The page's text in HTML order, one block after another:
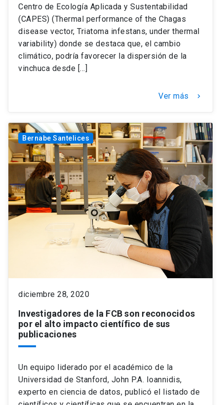
Centro de Ecología Aplicada y Sustentabilidad
(CAPES) (Thermal performance of the Chagas
disease vector, Triatoma infestans, under thermal
variability) donde se destaca que, el cambio
climático, podría favorecer la dispersión de la
vinchuca desde […]
Ver más keyboard_arrow_right
Bernabe Santelices
diciembre 28, 2020
Investigadores de la FCB son reconocidos
por el alto impacto científico de sus
publicaciones
Un equipo liderado por el académico de la
Universidad de Stanford, John P.A. Ioannidis,
experto en ciencia de datos, publicó el listado de